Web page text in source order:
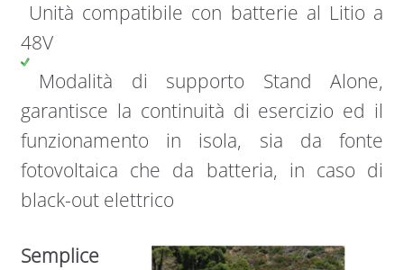
Unità compatibile con batterie al Litio a
48V
Modalità di supporto Stand Alone,
garantisce la continuità di esercizio ed il
funzionamento in isola, sia da fonte
fotovoltaica che da batteria, in caso di
black-out elettrico
Semplice